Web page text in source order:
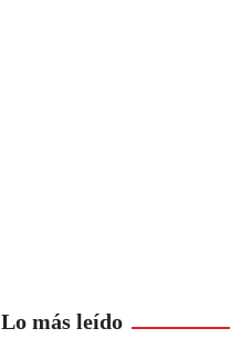
Lo más leído